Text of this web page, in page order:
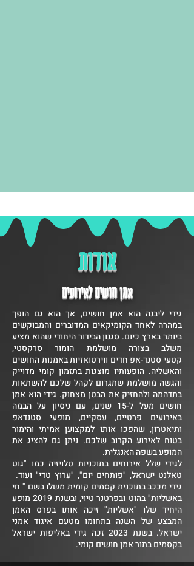
אודות
אמן חושים לאירועים
גידי ליבנה הוא אמן חושים, אך הוא גם הופך
במהרה לאחד הקומיקאים המדוברים והמבוקשים
ביותר בארץ כיום. סגנון הבידור היחודי שהוא מציע
משלב בצורה מושלמת הומור סרקסטי,
קטעי סטנד-אפ חדים ווירטואזיות באמנות החושים
והאשליה. הופעותיו מוצגות בתזמון קומי מדוייק
והגשה מושלמת שתגרום לקהל שלכם להשתאות
בתדהמה ולהחזיק את הבטן מצחוק. גידי הוא אמן
חושים מעל ל-15 שנים, עם ניסיון על הבמה
באירועים פרטיים, עסקיים, מופעי סטנדאפ
ותיאטרון, שהפכו אותו למקצוען אמיתי והימור
בטוח לאירוע הקרוב שלכם. ניתן גם להציג את
המופע בשפה האנגלית.
לגידי שלל אירוחים בתוכניות טלויזיה כמו "גוט
טאלנט ישראל, "פותחים יום", "ערוץ טדי" ועוד.
גידי מככב בתוכנית קסמים קומית משלו בשם " חי
באשליות" בהוט ובפרטנר טיוי, ובשנת 2019 מופע
היחיד שלו "אשליות" זיכה אותו בפרס האמן
המבצע של השנה בתחומו מטעם איגוד אמני
ישראל. בשנת 2023 זכה גידי באליפות ישראל
בקסמים בתור אמן חושים קומי.